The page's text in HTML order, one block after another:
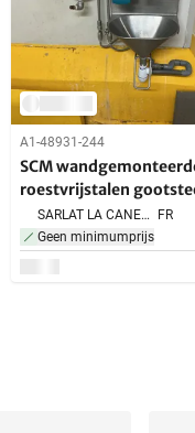
A1-48931-244
SCM
roestvrijstalen
SARLAT LA CANEDA,
FR
Geen minimumprijs